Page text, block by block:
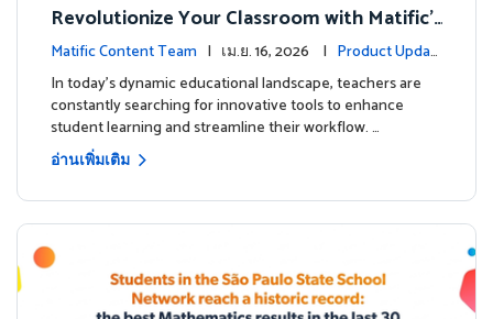
Revolutionize Your Classroom with Matific's
AI-Powered Teacher Assistant
Matific Content Team | เม.ย. 16, 2026 | Product Updat
esIn today's dynamic educational landscape, teachers are
constantly searching for innovative tools to enhance
student learning and streamline their workflow. …
อ่านเพิ่มเติม